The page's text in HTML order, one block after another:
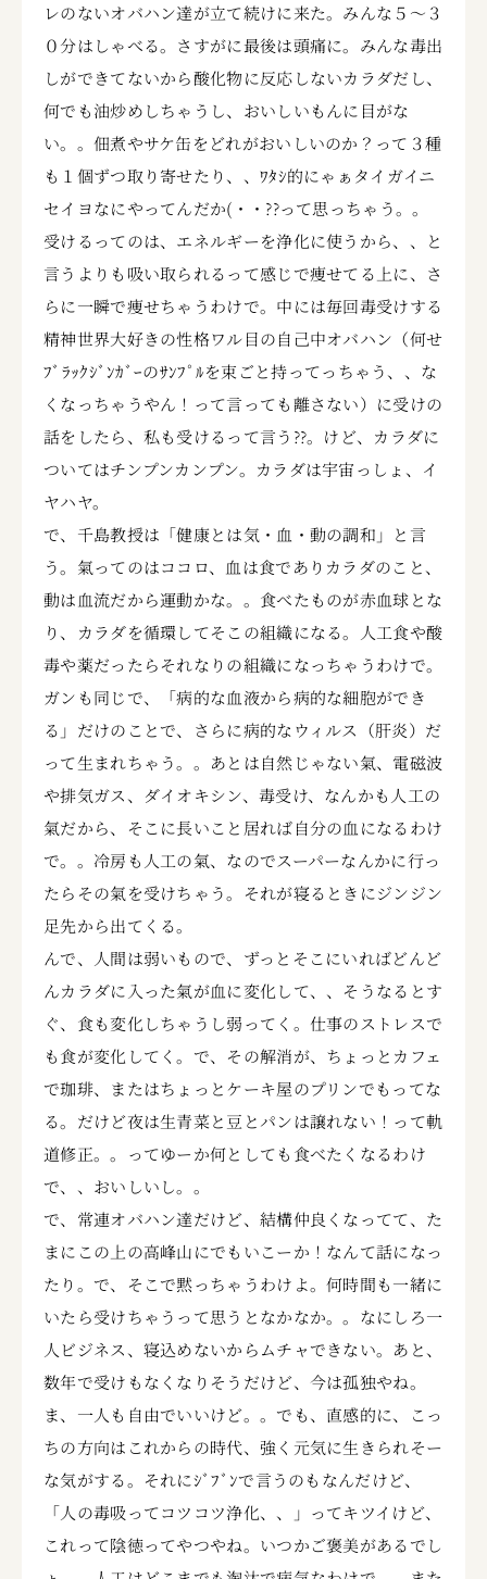
レのないオバハン達が立て続けに来た。みんな５～３
０分はしゃべる。さすがに最後は頭痛に。みんな毒出
しができてないから酸化物に反応しないカラダだし、
何でも油炒めしちゃうし、おいしいもんに目がな
い。。佃煮やサケ缶をどれがおいしいのか？って３種
も１個ずつ取り寄せたり、、ﾜﾀｼ的にゃぁタイガイニ
セイヨなにやってんだか(・・??って思っちゃう。。
受けるってのは、エネルギーを浄化に使うから、、と
言うよりも吸い取られるって感じで痩せてる上に、さ
らに一瞬で痩せちゃうわけで。中には毎回毒受けする
精神世界大好きの性格ワル目の自己中オバハン（何せ
ﾌﾞﾗｯｸｼﾞﾝｶﾞｰのｻﾝﾌﾟﾙを束ごと持ってっちゃう、、な
くなっちゃうやん！って言っても離さない）に受けの
話をしたら、私も受けるって言う??。けど、カラダに
ついてはチンプンカンプン。カラダは宇宙っしょ、イ
ヤハヤ。
で、千島教授は「健康とは気・血・動の調和」と言
う。氣ってのはココロ、血は食でありカラダのこと、
動は血流だから運動かな。。食べたものが赤血球とな
り、カラダを循環してそこの組織になる。人工食や酸
毒や薬だったらそれなりの組織になっちゃうわけで。
ガンも同じで、「病的な血液から病的な細胞ができ
る」だけのことで、さらに病的なウィルス（肝炎）だ
って生まれちゃう。。あとは自然じゃない氣、電磁波
や排気ガス、ダイオキシン、毒受け、なんかも人工の
氣だから、そこに長いこと居れば自分の血になるわけ
で。。冷房も人工の氣、なのでスーパーなんかに行っ
たらその氣を受けちゃう。それが寝るときにジンジン
足先から出てくる。
んで、人間は弱いもので、ずっとそこにいればどんど
んカラダに入った氣が血に変化して、、そうなるとす
ぐ、食も変化しちゃうし弱ってく。仕事のストレスで
も食が変化してく。で、その解消が、ちょっとカフェ
で珈琲、またはちょっとケーキ屋のプリンでもってな
る。だけど夜は生青菜と豆とパンは譲れない！って軌
道修正。。ってゆーか何としても食べたくなるわけ
で、、おいしいし。。
で、常連オバハン達だけど、結構仲良くなってて、た
まにこの上の高峰山にでもいこーか！なんて話になっ
たり。で、そこで黙っちゃうわけよ。何時間も一緒に
いたら受けちゃうって思うとなかなか。。なにしろ一
人ビジネス、寝込めないからムチャできない。あと、
数年で受けもなくなりそうだけど、今は孤独やね。
ま、一人も自由でいいけど。。でも、直感的に、こっ
ちの方向はこれからの時代、強く元気に生きられそー
な気がする。それにｼﾞﾌﾞﾝで言うのもなんだけど、
「人の毒吸ってコツコツ浄化、、」ってキツイけど、
これって陰徳ってやつやね。いつかご褒美があるでし